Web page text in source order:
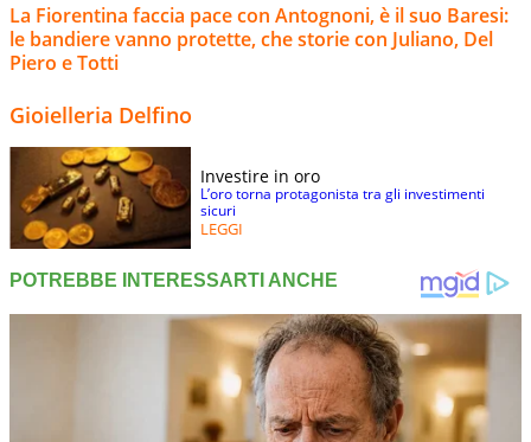
La Fiorentina faccia pace con Antognoni, è il suo Baresi:
le bandiere vanno protette, che storie con Juliano, Del
Piero e Totti
Gioielleria Delfino
Investire in oro
L’oro torna protagonista tra gli investimenti
sicuri
LEGGI